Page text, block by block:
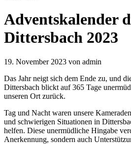
Adventskalender
Dittersbach 2023
19. November 2023 von admin
Das Jahr neigt sich dem Ende zu, und
Dittersbach blickt auf 365 Tage
unseren Ort zurück.
Tag und Nacht waren unsere
und schwierigen Situationen in
helfen. Diese unermüdliche Hingabe
Anerkennung, sondern auch